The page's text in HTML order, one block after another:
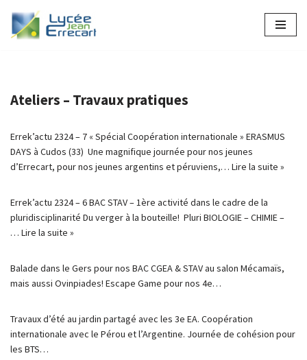
Aller
Ateliers – Travaux pratiques
Errek’actu 2324 – 7 « Spécial Coopération internationale » ERASMUS
DAYS à Cudos (33) Une magnifique journée pour nos jeunes
d’Errecart, pour nos jeunes argentins et péruviens,… Lire la suite »
Errek’actu 2324 – 6 BAC STAV – 1ère activité dans le cadre de la
pluridisciplinarité Du verger à la bouteille! Pluri BIOLOGIE – CHIMIE –
… Lire la suite »
Balade dans le Gers pour nos BAC CGEA & STAV au salon Mécamaïs,
mais aussi Ovinpiades! Escape Game pour nos 4e…
Travaux d’été au jardin partagé avec les 3e EA. Coopération
internationale avec le Pérou et l’Argentine. Journée de cohésion pour
les BTS…